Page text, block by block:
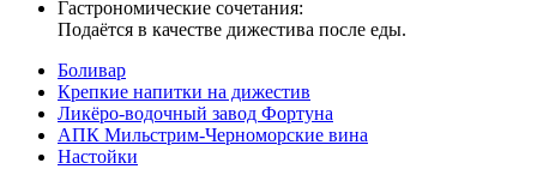
Гастрономические сочетания:
Подаётся в качестве дижестива после еды.
Боливар
Крепкие напитки на дижестив
Ликёро-водочный завод Фортуна
АПК Мильстрим-Черноморские вина
Настойки